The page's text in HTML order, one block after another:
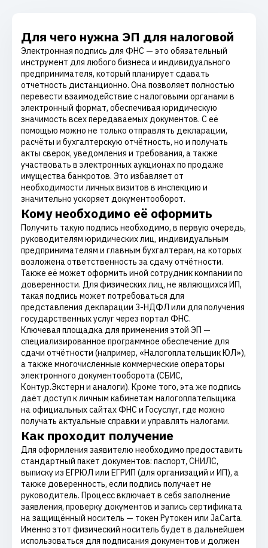
Для чего нужна ЭП для налоговой
Электронная подпись для ФНС — это обязательный
инструмент для любого бизнеса и индивидуального
предпринимателя, который планирует сдавать
отчетность дистанционно. Она позволяет полностью
перевести взаимодействие с налоговыми органами в
электронный формат, обеспечивая юридическую
значимость всех передаваемых документов. С её
помощью можно не только отправлять декларации,
расчёты и бухгалтерскую отчётность, но и получать
акты сверок, уведомления и требования, а также
участвовать в электронных аукционах по продаже
имущества банкротов. Это избавляет от
необходимости личных визитов в инспекцию и
значительно ускоряет документооборот.
Кому необходимо её оформить
Получить такую подпись необходимо, в первую очередь,
руководителям юридических лиц, индивидуальным
предпринимателям и главным бухгалтерам, на которых
возложена ответственность за сдачу отчётности.
Также её может оформить иной сотрудник компании по
доверенности. Для физических лиц, не являющихся ИП,
такая подпись может потребоваться для
представления декларации 3-НДФЛ или для получения
государственных услуг через портал ФНС.
Ключевая площадка для применения этой ЭП —
специализированное программное обеспечение для
сдачи отчётности (например, «Налогоплательщик ЮЛ»),
а также многочисленные коммерческие операторы
электронного документооборота (СБИС,
Контур.Экстерн и аналоги). Кроме того, эта же подпись
даёт доступ к личным кабинетам налогоплательщика
на официальных сайтах ФНС и Госуслуг, где можно
получать актуальные справки и управлять налогами.
Как проходит получение
Для оформления заявителю необходимо предоставить
стандартный пакет документов: паспорт, СНИЛС,
выписку из ЕГРЮЛ или ЕГРИП (для организаций и ИП), а
также доверенность, если подпись получает не
руководитель. Процесс включает в себя заполнение
заявления, проверку документов и запись сертификата
на защищённый носитель — токен Рутокен или JaCarta.
Именно этот физический носитель будет в дальнейшем
использоваться для подписания документов и должен